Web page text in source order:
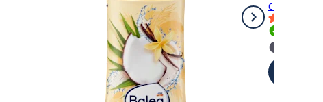
ciliegia,